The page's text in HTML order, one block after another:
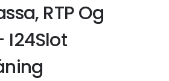
RTP Og
I24Slot